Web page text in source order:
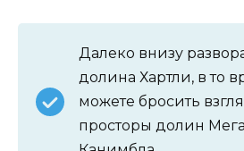
Далеко внизу
долина Хартли, в то
можете бросить
просторы долин